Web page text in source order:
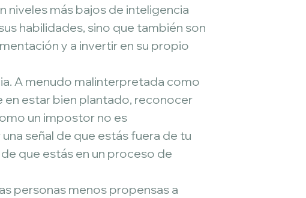
niveles más bajos de inteligencia
habilidades, sino que también son
y a invertir en su propio
A menudo malinterpretada como
en estar bien plantado, reconocer
un impostor no es
señal de que estás fuera de tu
que estás en un proceso de
personas menos propensas a